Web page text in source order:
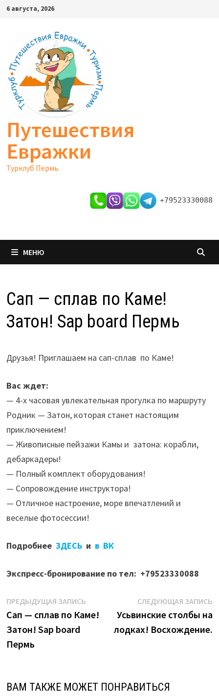
Перейти
содержимому
6 августа, 2026
Путешествия
Евражки
Турклуб Пермь
+79523330088
МЕНЮ
Сап — сплав по Каме!
Затон! Sap board Пермь
Друзья! Приглашаем на сап-сплав по Каме!
Вас ждет:
— 4-х часовая увлекательная прогулка по маршруту
Родник — Затон, которая станет настоящим
приключением!
— Живописные пейзажи Камы и затона: корабли,
дебаркадеры!
— Полный комплект оборудования!
— Сопровождение инструктора!
— Отличное настроение, море впечатлений и
веселые фотосессии!
Подробнее ЗДЕСЬи в ВК
Экспресс-бронирование по тел: +79523330088
Навигация
по
записям
ПРЕДЫДУЩАЯ ЗАПИСЬПредыдущая
запись:
Сап — сплав по Каме!
Затон! Sap board
Пермь
СЛЕДУЮЩАЯ ЗАПИСЬ
Усьвинские столбы на
лодках! Восхождение.
ВАМ ТАКЖЕ МОЖЕТ ПОНРАВИТЬСЯ